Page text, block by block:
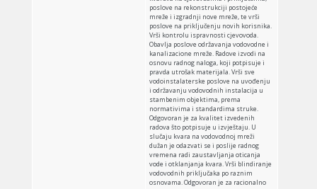
poslove na rekonstrukciji postojeće
mreže i izgradnji nove mreže, te vrši
poslove na priključenju novih korisnika.
Vrši kontrolu ispravnosti cjevovoda.
Obavlja poslove održavanja vodovodne i
kanalizacione mreže. Radove izvodi na
osnovu radnog naloga, koji potpisuje i
pravda utrošak materijala. Vrši sve
vodoinstalaterske poslove na uvođenju
i održavanju vodovodnih instalacija u
stambenim objektima, prema
normativima i standardima struke.
Odgovoran je za kvalitet izvedenih
radova što potpisuje u izvještaju. U
slučaju kvara na vodovodnoj mreži
dužan je odazvati se i poslije radnog
vremena radi zaustavljanja oticanja
vode i otklanjanja kvara. Vrši blindiranje
vodovodnih priključaka po raznim
osnovama. Odgovoran je za racionalno